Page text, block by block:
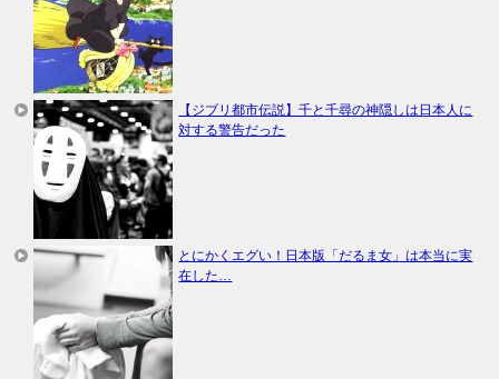
【ジブリ都市伝説】千と千尋の神隠しは日本人に
対する警告だった
とにかくエグい！日本版「だるま女」は本当に実
在した…